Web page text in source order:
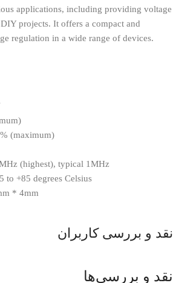
applications, including providing voltage
projects. It offers a compact and
regulation in a wide range of devices.
(maximum)
(highest), typical 1MHz
to +85 degrees Celsius
* 4mm
نقد و بررسی کاربران
نقد و بررسی‌ها